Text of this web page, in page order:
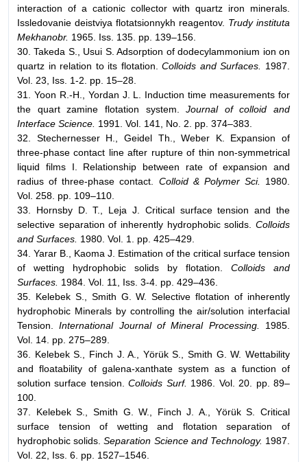
interaction of a cationic collector with quartz iron minerals.
Issledovanie deistviya flotatsionnykh reagentov. Trudy instituta
Mekhanobr. 1965. Iss. 135. pp. 139–156.
30. Takeda S., Usui S. Adsorption of dodecylammonium ion on
quartz in relation to its flotation.Colloids and Surfaces.
1987.
Vol. 23, Iss. 1-2. pp. 15–28.
31. Yoon R.-H., Yordan J. L. Induction time measurements for
the quart zamine flotation system.Journal of colloid and
Interface Science. 1991. Vol. 141, No. 2. pp. 374–383.
32. Stechernesser H., Geidel Th., Weber K. Expansion of
three-phase contact line after rupture of thin non-symmetrical
liquid films I. Relationship between rate of expansion and
radius of three-phase contact. Colloid & Polymer Sci.
1980.
Vol. 258. pp. 109–110.
33. Hornsby D. T., Leja J. Critical surface tension and the
selective separation of inherently hydrophobic solids. Colloids
and Surfaces. 1980. Vol. 1. pp. 425–429.
34. Yarar B., Kaoma J. Estimation of the critical surface tension
of wetting hydrophobic solids by flotation. Colloids and
Surfaces. 1984. Vol. 11, Iss. 3-4. pp. 429–436.
35. Kelebek S., Smith G. W. Selective flotation of inherently
hydrophobic Minerals by controlling the air/solution interfacial
Tension.International Journal of Mineral Processing.
1985.
Vol. 14. pp. 275–289.
36. Kelebek S., Finch J. A., Yörük S., Smith G. W. Wettability
and floatability of galena-xanthate system as a function of
solution surface tension.Colloids Surf. 1986. Vol. 20. pp. 89–
100.
37. Kelebek S., Smith G. W., Finch J. A., YörükS. Critical
surface tension of wetting and flotation separation of
hydrophobic solids.Separation Science and Technology. 1987.
Vol. 22, Iss. 6. pp. 1527–1546.